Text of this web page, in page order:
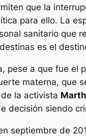
que la
para ello. La
sanitario que
es el
pese a que fue el
materna, que
la activista
decisión siendo
septiembre de